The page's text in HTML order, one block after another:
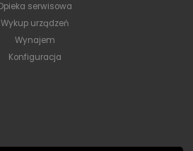
serwisowa
Wykup urządzeń
Wynajem
Konfiguracja